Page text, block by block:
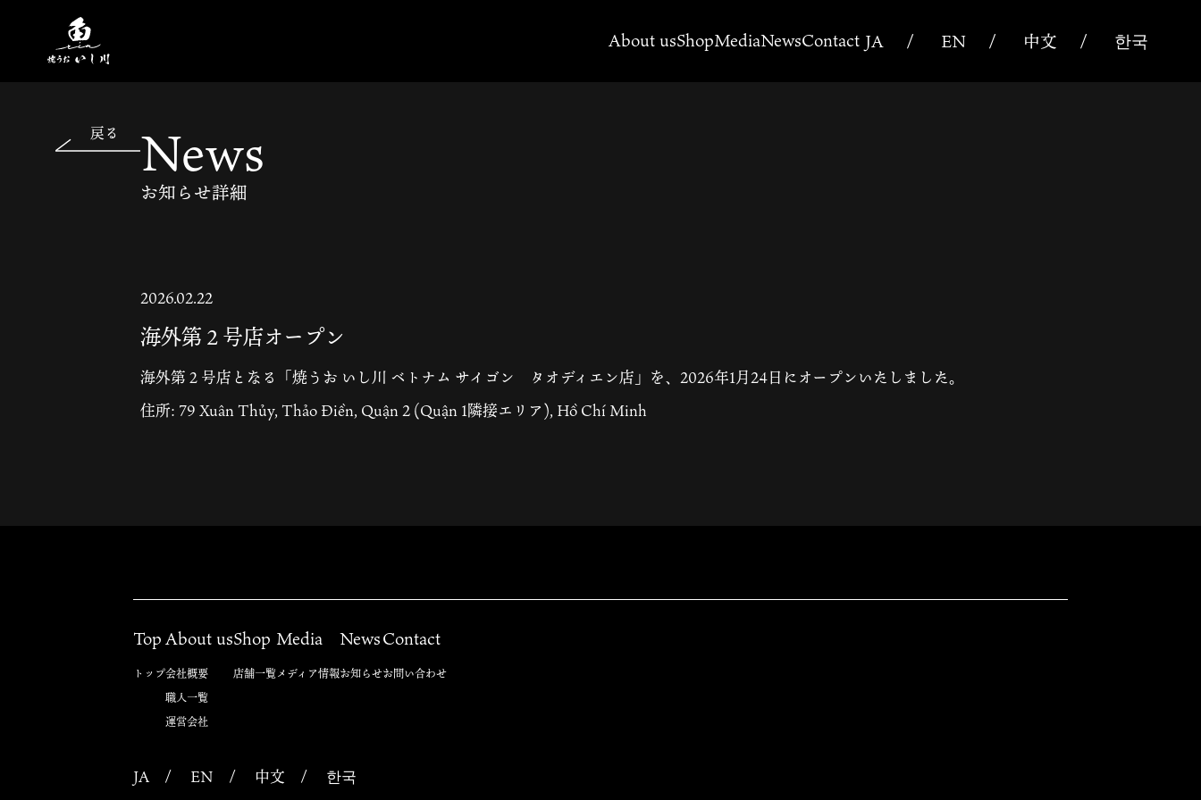
About usShopMediaNewsContact JA EN 中文 한국
戻る News
お知らせ詳細
2026.02.22
海外第２号店オープン
海外第２号店となる「焼うお いし川 ベトナム サイゴン タオディエン店」を、2026年1月24日にオープンいたしました。
住所: 79 Xuân Thủy, Thảo Điền, Quận 2 (Quận 1隣接エリア), Hồ Chí Minh
Top
トップ
About us
会社概要
職人一覧
運営会社
Shop
店舗一覧
Media
メディア情報
News
お知らせ
Contact
お問い合わせ
JA EN 中文 한국